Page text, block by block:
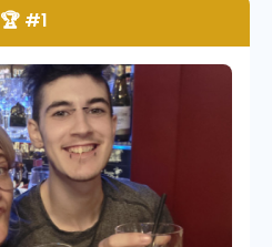
🏆 #1